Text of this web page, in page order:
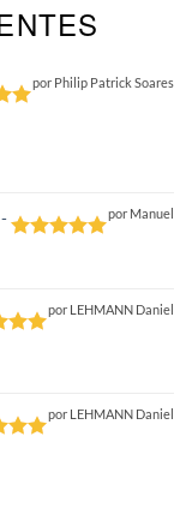
por Philip Patrick Soares
por Manuel
por LEHMANN Daniel
por LEHMANN Daniel